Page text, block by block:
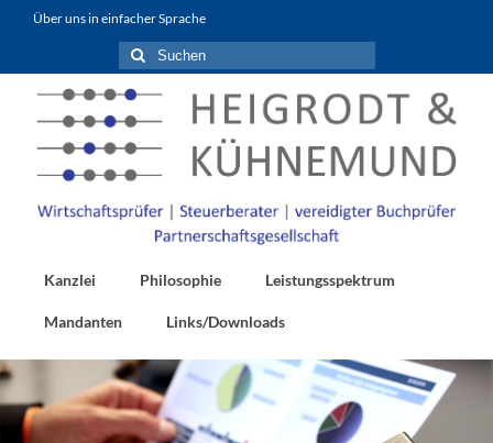
springenÜber uns in einfacher Sprache
Suchen
nach:
Kanzlei Philosophie Leistungsspektrum
Mandanten Links/Downloads